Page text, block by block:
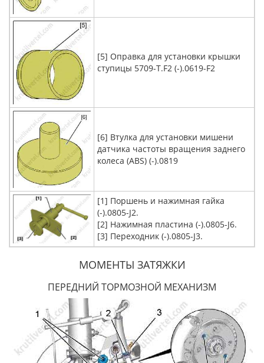
[5] Оправка для установки крышки
ступицы 5709-T.F2 (-).0619-F2
[6] Втулка для установки мишени
датчика частоты вращения заднего
колеса (ABS) (-).0819
[1] Поршень и нажимная гайка
(-).0805-J2.
[2] Нажимная пластина (-).0805-J6.
[3] Переходник (-).0805-J3.
МОМЕНТЫ ЗАТЯЖКИ
ПЕРЕДНИЙ ТОРМОЗНОЙ МЕХАНИЗМ